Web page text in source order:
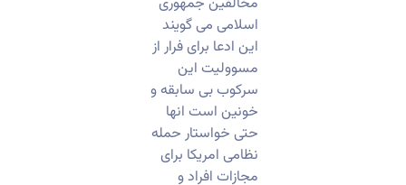
اسلامی می گویند
این ادعا برای فرار از
مسوولیت این
سرکوب بی سابقه و
خونین است انها
حتی خواستار حمله
نظامی امریکا برای
مجازات افراد و